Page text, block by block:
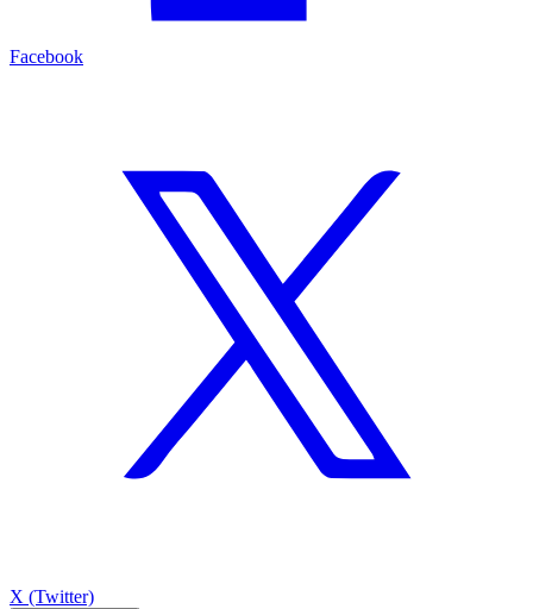
Facebook
X (Twitter)